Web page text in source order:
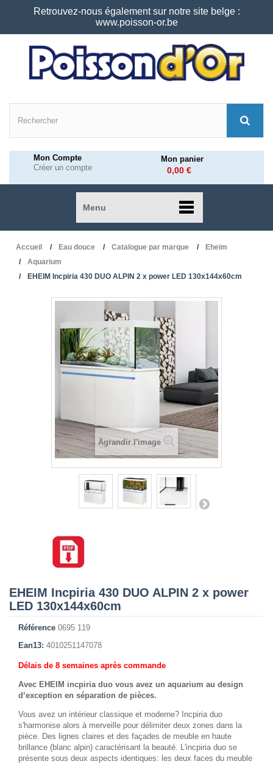
Retrouvez-nous également sur notre site belge :
www.poisson-or.be
Mon Compte
Créer un compte
Mon panier
0,00 €
Menu
Accueil Eau douce Catalogue par marque
Eheim
Aquarium
EHEIM Incpiria 430 DUO ALPIN 2 x power LED 130x144x60cm
Agrandir l'image
EHEIM Incpiria 430 DUO ALPIN 2 x power
LED 130x144x60cm
Référence 0695 119
Ean13: 4010251147078
Délais de 8 semaines après commande
Avec EHEIM incpiria duo vous avez un aquarium au design
d‘exception en séparation de pièces.
Vous avez un intérieur classique et moderne? Incpiria duo
s'harmonise alors à merveille pour délimiter deux zones dans la
pièce. Des lignes claires et des façades de meuble en haute
brillance (blanc alpin) caractérisant la beauté. L'incpiria duo se
présente sous deux aspects identiques: les deux faces du meuble